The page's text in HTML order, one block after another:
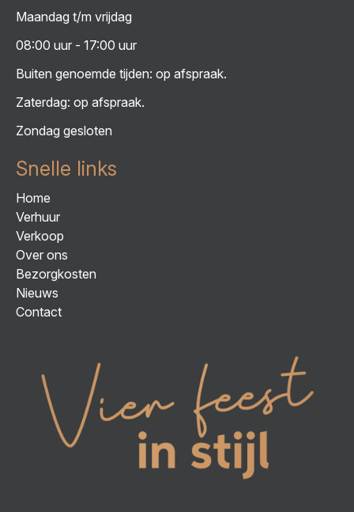
Maandag t/m vrijdag
08:00 uur - 17:00 uur
Buiten genoemde tijden: op afspraak.
Zaterdag: op afspraak.
Zondag gesloten
Snelle links
Home
Verhuur
Verkoop
Over ons
Bezorgkosten
Nieuws
Contact